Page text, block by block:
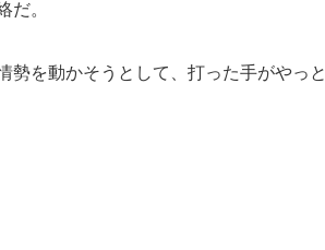
だ。
を動かそうとして、打った手がやっと